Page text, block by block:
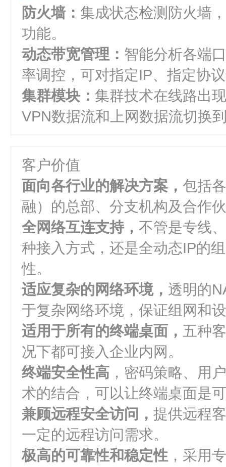
防火墙： 集成状态检测防火墙
功能。
动态带宽管理： 智能分析各端
率调控，可对指定IP、指定协
集群模块： 集群技术在线路出
VPN数据流和上网数据流切换
客户价值
面向各行业的解决方案， 包括
融）的总部、分支机构及合作
全网络互连支持， 不管是专线
种接入方式，还是全动态IP的
性。
适应复杂的网络环境， 透明的
于复杂网络环境，保证组网和
适用于所有的终端桌面， 五种
况下都可接入企业内网。
终端安全性高 ，密码策略、用
术的结合，可以让终端桌面是
兼顾远程安全访问， 提供远程
一定的远程访问需求。
极高的可靠性和稳定性 ，采用